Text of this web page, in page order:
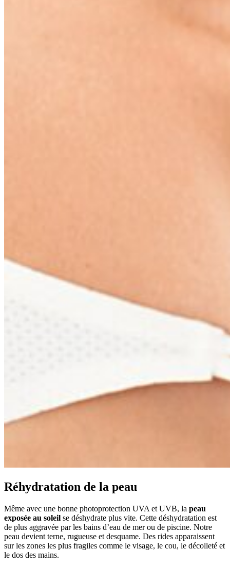
Réhydratation de la peau
Même avec une bonne photoprotection UVA et UVB, la peau
exposée au soleil se déshydrate plus vite. Cette déshydratation est
de plus aggravée par les bains d’eau de mer ou de piscine. Notre
peau devient terne, rugueuse et desquame. Des rides apparaissent
sur les zones les plus fragiles comme le visage, le cou, le décolleté et
le dos des mains.